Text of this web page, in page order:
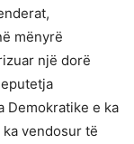
mënyrë
një dorë
Demokratike e ka
vendosur të